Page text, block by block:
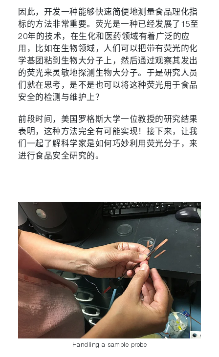
因此，开发一种能够快速简便地测量食品理化指
标的方法非常重要。荧光是一种已经发展了15至
20年的技术，在生化和医药领域有着广泛的应
用，比如在生物领域，人们可以把带有荧光的化
学基团粘到生物大分子上，然后通过观察其发出
的荧光来灵敏地探测生物大分子。于是研究人员
们就在思考，是不是也可以将这种荧光用于食品
安全的检测与维护上？
前段时间，美国罗格斯大学一位教授的研究结果
表明，这种方法完全有可能实现！接下来，让我
们一起了解科学家是如何巧妙利用荧光分子，来
进行食品安全研究的。
Handling a sample probe